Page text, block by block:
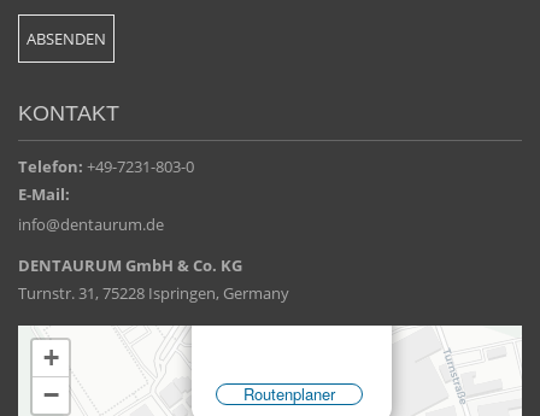
KONTAKT
Telefon: +49-7231-803-0
E-Mail:
info@dentaurum.de
DENTAURUM GmbH & Co. KG
Turnstr. 31, 75228 Ispringen, Germany